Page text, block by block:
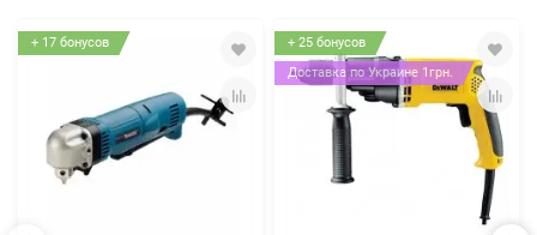
+ 17 бонусов
+ 25 бонусов
Доставка по Украине 1грн.